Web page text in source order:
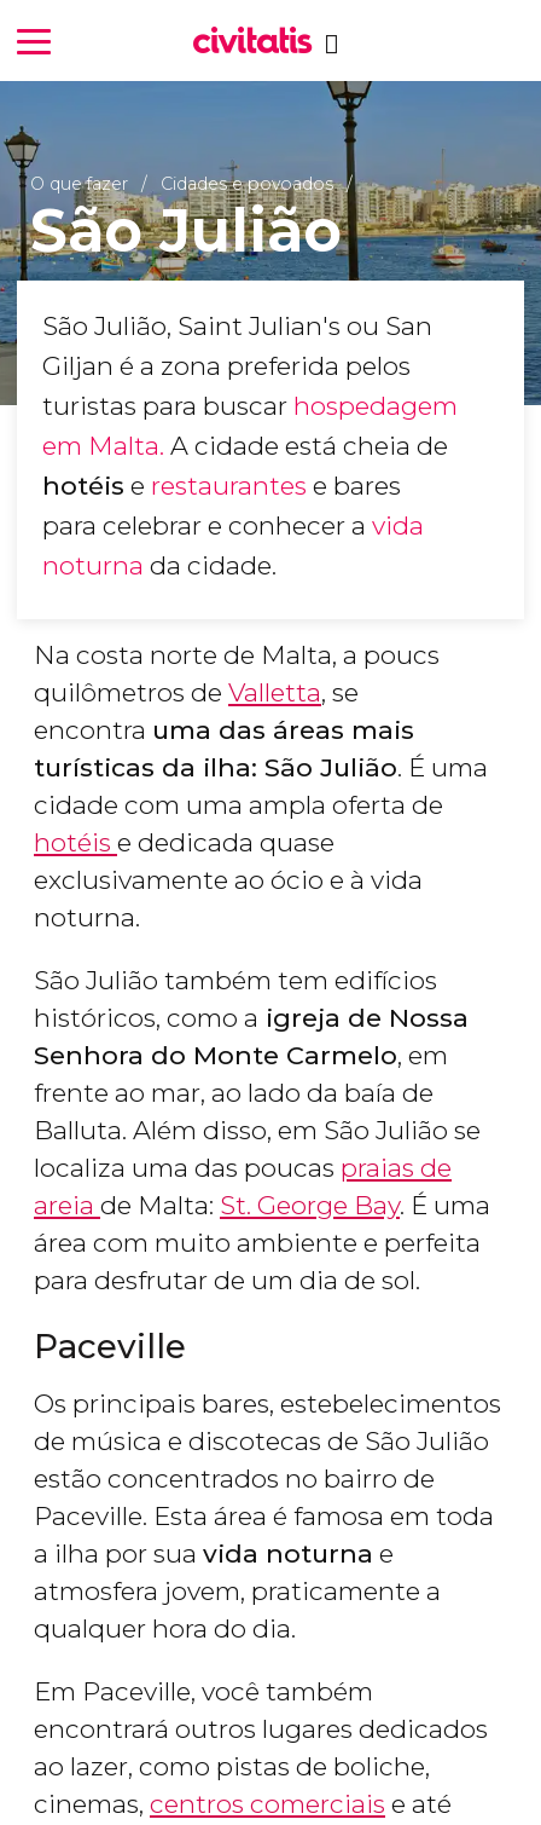
O que fazer Cidades e povoados
São Julião
São Julião, Saint Julian's ou San
Giljan é a zona preferida pelos
turistas para buscar hospedagem
em Malta. A cidade está cheia de
hotéis e restaurantes e bares
para celebrar e conhecer a vida
noturna da cidade.
Na costa norte de Malta, a poucs
quilômetros de Valletta, se
encontra uma das áreas mais
turísticas da ilha: São Julião. É uma
cidade com uma ampla oferta de
hotéis e dedicada quase
exclusivamente ao ócio e à vida
noturna.
São Julião também tem edifícios
históricos, como a igreja de Nossa
Senhora do Monte Carmelo, em
frente ao mar, ao lado da baía de
Balluta. Além disso, em São Julião se
localiza uma das poucas praias de
areia de Malta: St. George Bay. É uma
área com muito ambiente e perfeita
para desfrutar de um dia de sol.
Paceville
Os principais bares, estebelecimentos
de música e discotecas de São Julião
estão concentrados no bairro de
Paceville. Esta área é famosa em toda
a ilha por sua vida noturna e
atmosfera jovem, praticamente a
qualquer hora do dia.
Em Paceville, você também
encontrará outros lugares dedicados
ao lazer, como pistas de boliche,
cinemas, centros comerciais e até